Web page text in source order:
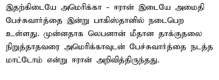
இதற்கிடையே அமெரிக்கா - ஈரான் இடையே அமைதி
பேச்சுவார்த்தை இன்று பாகிஸ்தானில் நடைபெற
உள்ளது. முன்னதாக லெபனான் மீதான தாக்குதலை
நிறுத்தாதவரை அமெரிக்காவுடன் பேச்சுவார்த்தை நடத்த
மாட்டோம் என்று ஈரான் அறிவித்திருந்தது.